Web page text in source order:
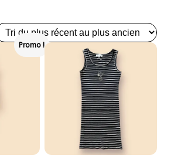
Promo !